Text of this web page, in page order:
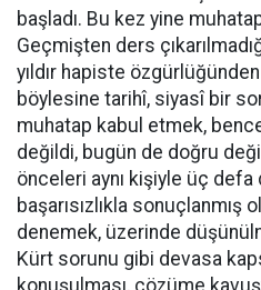
başladı. Bu kez yine
Geçmişten ders
yıldır hapiste
böylesine tarihî, siyasî bir
muhatap kabul etmek,
değildi, bugün de doğru
önceleri aynı kişiyle üç
başarısızlıkla sonuçlanmış
denemek, üzerinde
Kürt sorunu gibi devasa